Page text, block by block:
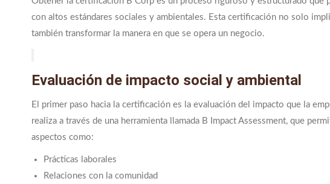
con altos estándares sociales y ambientales. Esta certificación no solo
también transformar la manera en que se opera un negocio.
Evaluación de impacto social y ambiental
El primer paso hacia la certificación es la evaluación del impacto que la
realiza a través de una herramienta llamada B Impact Assessment, que
aspectos como:
Prácticas laborales
Relaciones con la comunidad